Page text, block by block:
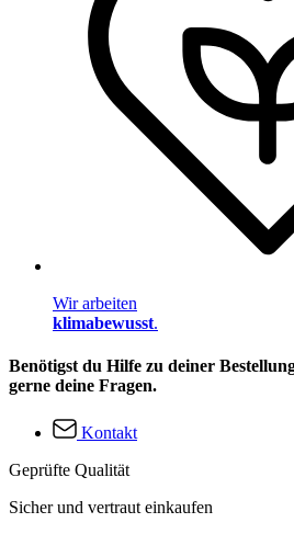
Wir arbeiten
klimabewusst.
Benötigst du Hilfe zu deiner
gerne deine Fragen.
Kontakt
Geprüfte Qualität
Sicher und vertraut einkaufen